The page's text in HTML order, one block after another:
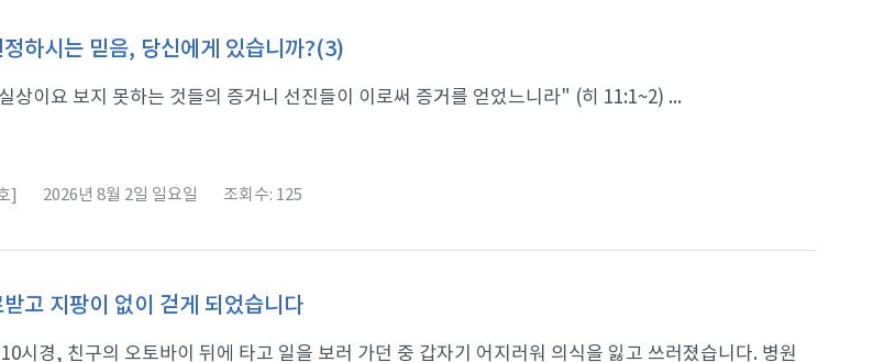
하시는 믿음, 당신에게 있습니까?(3)
상이요 보지 못하는 것들의 증거니 선진들이 이로써 증거를 얻었느니라" (히 11:1~2) ...
] 2026년 8월 2일 일요일 조회수: 125
고 지팡이 없이 걷게 되었습니다
시경, 친구의 오토바이 뒤에 타고 일을 보러 가던 중 갑자기 어지러워 의식을 잃고 쓰러졌습니다. 병원